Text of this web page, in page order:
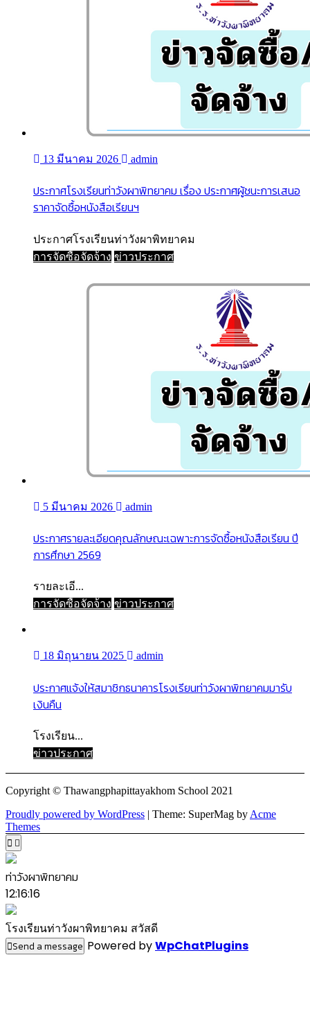
13 มีนาคม 2026 admin
ประกาศโรงเรียนท่าวังผาพิทยาคม เรื่อง ประกาศผู้ชนะการเสนอ
ราคาจัดซื้อหนังสือเรียนฯ
ประกาศโรงเรียนท่าวังผาพิทยาคม
การจัดซื้อจัดจ้าง ข่าวประกาศ
5 มีนาคม 2026 admin
ประกาศรายละเอียดคุณลักษณะเฉพาะการจัดซื้อหนังสือเรียน ปี
การศึกษา 2569
รายละเอี...
การจัดซื้อจัดจ้าง ข่าวประกาศ
18 มิถุนายน 2025 admin
ประกาศแจ้งให้สมาชิกธนาคารโรงเรียนท่าวังผาพิทยาคมมารับ
เงินคืน
โรงเรียน...
ข่าวประกาศ
Copyright © Thawangphapittayakhom School 2021
Proudly powered by WordPress | Theme: SuperMag by Acme
Themes
ท่าวังผาพิทยาคม
12:16:16
โรงเรียนท่าวังผาพิทยาคม สวัสดี
Send a message Powered byWpChatPlugins